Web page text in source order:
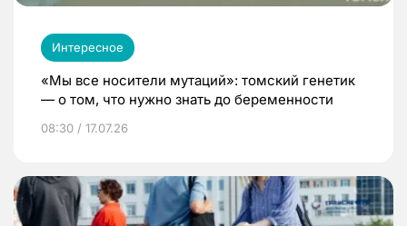
Интересное
«Мы все носители мутаций»: томский генетик
— о том, что нужно знать до беременности
08:30 / 17.07.26